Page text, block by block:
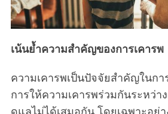
เน้นย้ำความสำคัญของการเคารพ
ความเคารพเป็นปัจจัยสำคัญในก
การให้ความเคารพร่วมกันระหว่า
ดูแลไม่ได้เสมอกัน โดยเฉพาะอย่า